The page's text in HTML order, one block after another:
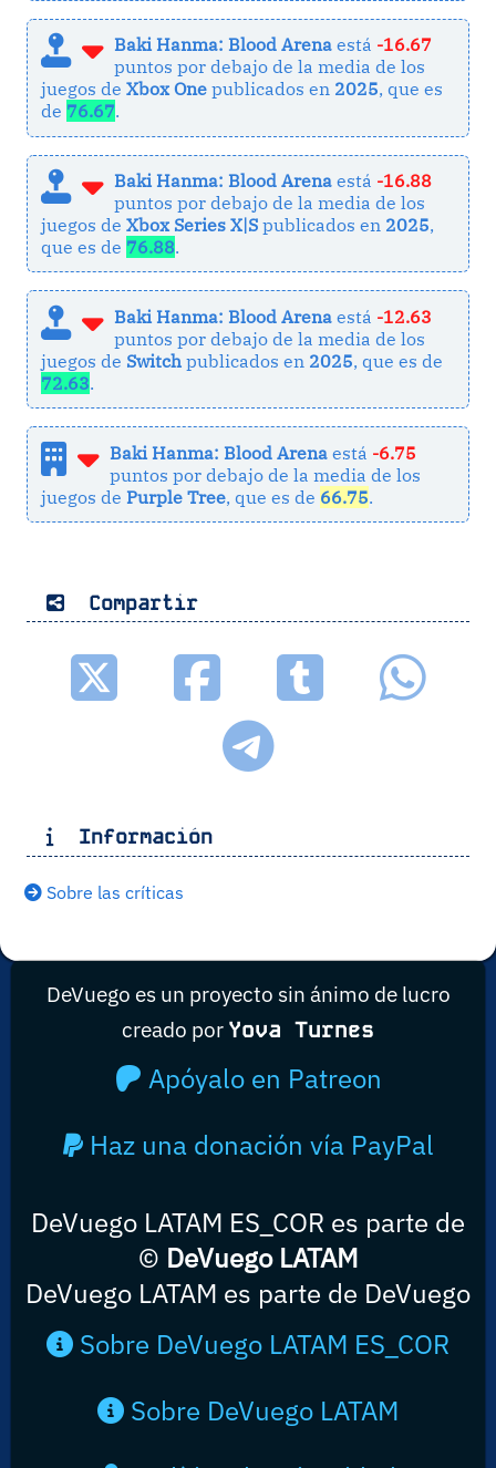
Baki Hanma: Blood Arena está -16.67
puntos por debajo de la media de los
juegos deXbox One publicados en 2025, que es
de 76.67.
Baki Hanma: Blood Arena está -16.88
puntos por debajo de la media de los
juegos deXbox Series X|S publicados en 2025,
que es de 76.88.
Baki Hanma: Blood Arena está -12.63
puntos por debajo de la media de los
juegos de Switch publicados en 2025, que es de
72.63.
Baki Hanma: Blood Arena está -6.75
puntos por debajo de la media de los
juegos dePurple Tree, que es de 66.75.
Compartir
Información
Sobre las críticas
DeVuego es un proyecto sin ánimo de lucro
creado por Yova Turnes
Apóyalo en Patreon
Haz una donación vía PayPal
DeVuego LATAM ES_COR es parte de
© DeVuego LATAM
DeVuego LATAM es parte de DeVuego
Sobre DeVuego LATAM ES_COR
Sobre DeVuego LATAM